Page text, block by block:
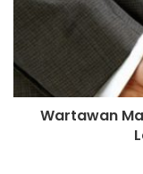
Wartawan